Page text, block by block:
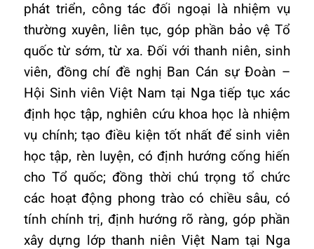
phát triển, công tác đối ngoại là nhiệm vụ
thường xuyên, liên tục, góp phần bảo vệ Tổ
quốc từ sớm, từ xa. Đối với thanh niên, sinh
viên, đồng chí đề nghị Ban Cán sự Đoàn –
Hội Sinh viên Việt Nam tại Nga tiếp tục xác
định học tập, nghiên cứu khoa học là nhiệm
vụ chính; tạo điều kiện tốt nhất để sinh viên
học tập, rèn luyện, có định hướng cống hiến
cho Tổ quốc; đồng thời chú trọng tổ chức
các hoạt động phong trào có chiều sâu, có
tính chính trị, định hướng rõ ràng, góp phần
xây dựng lớp thanh niên Việt Nam tại Nga